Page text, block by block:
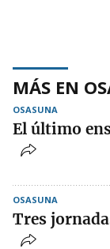
MÁS EN
OSASUNA
El último
OSASUNA
Tres